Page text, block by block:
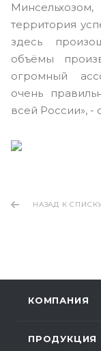
территория
здесь
объёмы
огромный
очень
всей России», -
НАЗАД К
КОМПАНИЯ
ПРОДУКЦИЯ